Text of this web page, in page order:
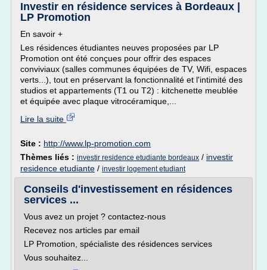
Investir en résidence services à Bordeaux |
LP Promotion
En savoir +
Les résidences étudiantes neuves proposées par LP
Promotion ont été conçues pour offrir des espaces
conviviaux (salles communes équipées de TV, Wifi, espaces
verts...), tout en préservant la fonctionnalité et l'intimité des
studios et appartements (T1 ou T2) : kitchenette meublée
et équipée avec plaque vitrocéramique,...
Lire la suite
Site : http://www.lp-promotion.com
Thèmes liés : investir residence etudiante bordeaux / investir
residence etudiante / investir logement etudiant
Conseils d'investissement en résidences
services ...
Vous avez un projet ? contactez-nous
Recevez nos articles par email
LP Promotion, spécialiste des résidences services
Vous souhaitez...